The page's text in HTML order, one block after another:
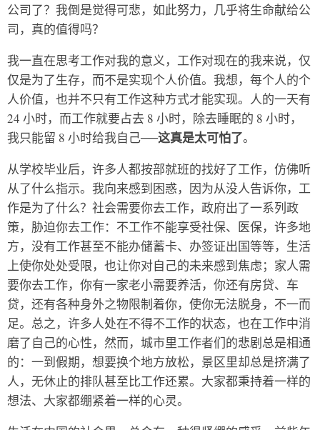
公司了？我倒是觉得可悲，如此努力，几乎将生命献给公
司，真的值得吗？
我一直在思考工作对我的意义，工作对现在的我来说，仅
仅是为了生存，而不是实现个人价值。我想，每个人的个
人价值，也并不只有工作这种方式才能实现。人的一天有
24 小时，而工作就要占去 8 小时，除去睡眠的 8 小时，
我只能留 8 小时给我自己──这真是太可怕了。
从学校毕业后，许多人都按部就班的找好了工作，仿佛听
从了什么指示。我向来感到困惑，因为从没人告诉你，工
作是为了什么？社会需要你去工作，政府出了一系列政
策，胁迫你去工作：不工作不能享受社保、医保，许多地
方，没有工作甚至不能办储蓄卡、办签证出国等等，生活
上使你处处受限，也让你对自己的未来感到焦虑；家人需
要你去工作，你有一家老小需要养活，你还有房贷、车
贷，还有各种身外之物限制着你，使你无法脱身，不一而
足。总之，许多人处在不得不工作的状态，也在工作中消
磨了自己的心性，然而，城市里工作者们的悲剧总是相通
的：一到假期，想要换个地方放松，景区里却总是挤满了
人，无休止的排队甚至比工作还累。大家都秉持着一样的
想法、大家都绷紧着一样的心灵。